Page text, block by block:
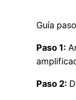
Guía
Paso 1:
Paso 2: